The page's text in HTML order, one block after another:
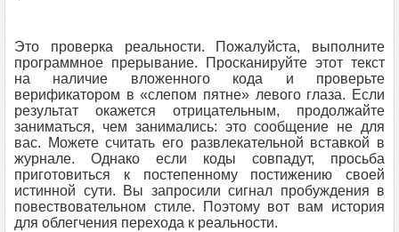
Это проверка реальности. Пожалуйста, выполните
программное прерывание. Просканируйте этот текст
на наличие вложенного кода и проверьте
верификатором в «слепом пятне» левого глаза. Если
результат окажется отрицательным, продолжайте
заниматься, чем занимались: это сообщение не для
вас. Можете считать его развлекательной вставкой в
журнале. Однако если коды совпадут, просьба
приготовиться к постепенному постижению своей
истинной сути. Вы запросили сигнал пробуждения в
повествовательном стиле. Поэтому вот вам история
для облегчения перехода к реальности.